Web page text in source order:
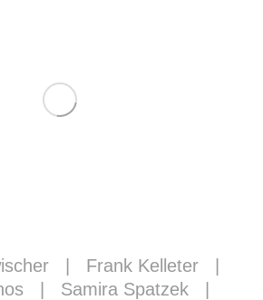
Frank Kelleter
Samira Spatzek